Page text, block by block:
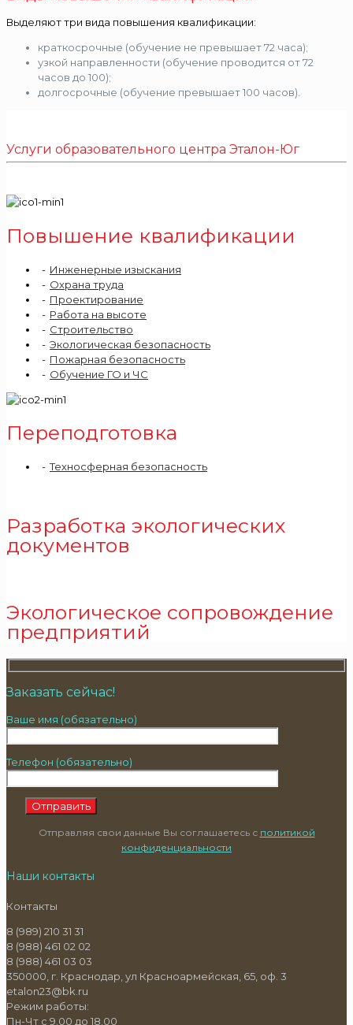
Выделяют три вида повышения квалификации:
краткосрочные (обучение не превышает 72 часа);
узкой направленности (обучение проводится от 72
часов до 100);
долгосрочные (обучение превышает 100 часов).
Услуги образовательного центра Эталон-Юг
Повышение квалификации
Инженерные изыскания
Охрана труда
Проектирование
Работа на высоте
Строительство
Экологическая безопасность
Пожарная безопасность
Обучение ГО и ЧС
Переподготовка
Техносферная безопасность
Разработка экологических
документов
Экологическое сопровождение
предприятий
Заказать сейчас!
Ваше имя (обязательно)
Телефон (обязательно)
Отправляя свои данные Вы соглашаетесь с политикой
конфиденциальности
Наши контакты
Контакты
8 (989) 210 31 31
8 (988) 461 02 02
8 (988) 461 03 03
350000, г. Краснодар, ул Красноармейская, 65, оф. 3
etalon23@bk.ru
Режим работы:
Пн-Чт с 9.00 до 18.00